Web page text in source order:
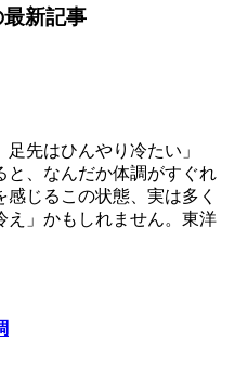
最新記事
足先はひんやり冷たい」
と、なんだか体調がすぐれ
じるこの状態、実は多く
え」かもしれません。東洋